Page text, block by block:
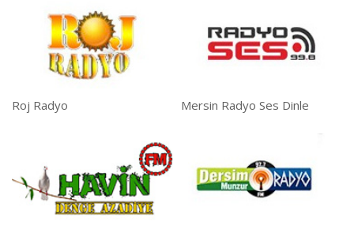
Roj Radyo Mersin Radyo Ses Dinle